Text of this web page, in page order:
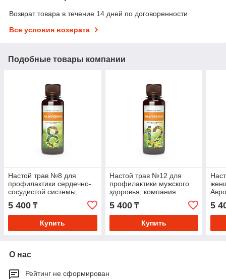
Возврат товара в течение 14 дней по договоренности
Все условия возврата
Подобные товары компании
Настой трав №8 для
профилактики сердечно-
сосудистой системы,
компания Аврора
5 400 ₸
Купить
Настой трав №12 для
профилактики мужского
здоровья, компания
5 400₸
Купить
5
О нас
Рейтинг не сформирован